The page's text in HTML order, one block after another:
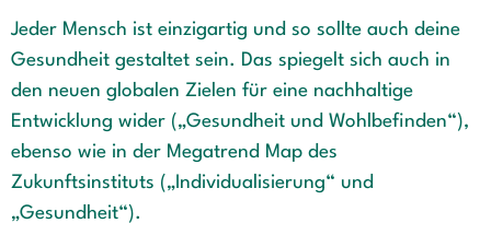
Jeder Mensch ist einzigartig und so sollte auch deine
Gesundheit gestaltet sein. Das spiegelt sich auch in
den neuen globalen Zielen für eine nachhaltige
Entwicklung wider („Gesundheit und Wohlbefinden“),
ebenso wie in der Megatrend Map des
Zukunftsinstituts („Individualisierung“ und
„Gesundheit“).